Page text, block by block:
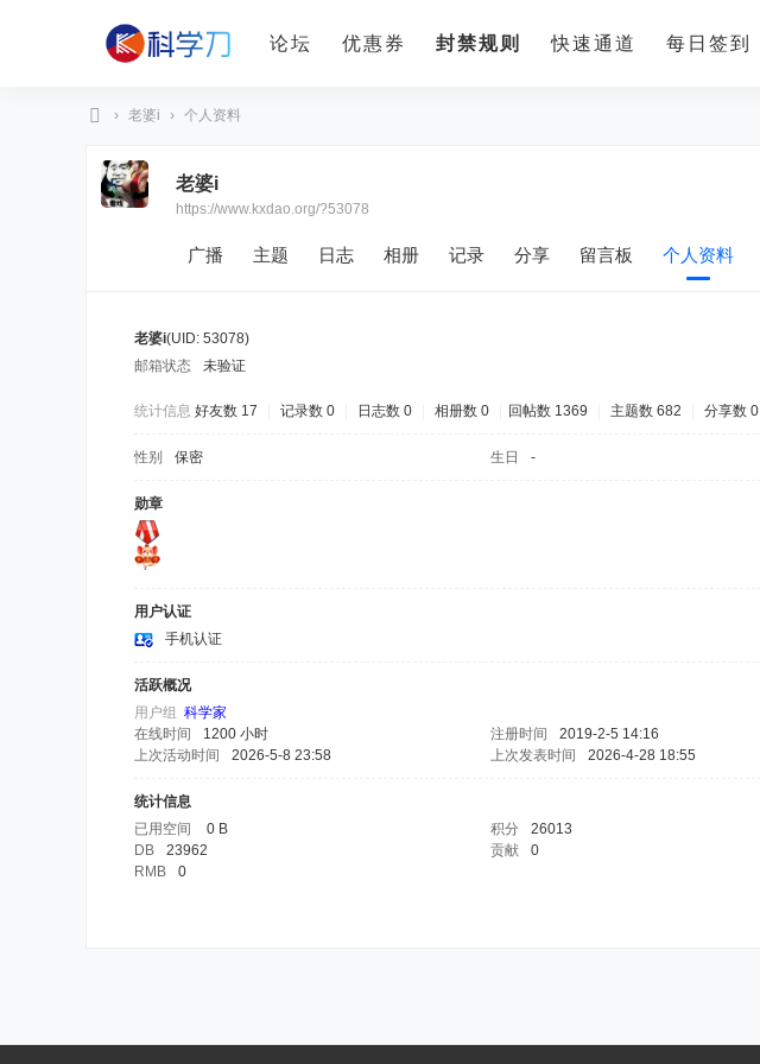
论坛 优惠券 封禁规则 快速通道 每日签到
学
› 老婆i › 个人资料
老婆i
https://www.kxdao.org/?53078
广播 主题 日志 相册 记录 分享 留言板 个人资料
老婆i(UID: 53078)
邮箱状态
未验证
统计信息 好友数 17 记录数 0 日志数 0 相册数 0 回帖数 1369 主题数 682 分享数 0
性别 保密 生日 -
勋章
用户认证
手机认证
活跃概况
用户组 科学家
在线时间
1200 小时 注册时间 2019-2-5 14:16
上次活动时间
2026-5-8 23:58 上次发表时间 2026-4-28 18:55
统计信息
已用空间
0 B 积分 26013
DB
23962 贡献 0
RMB
0